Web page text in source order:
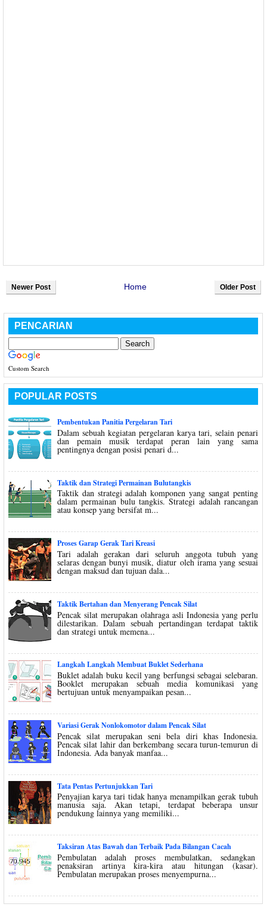
Newer Post Older Post
Home
PENCARIAN
Custom Search
POPULAR POSTS
Pembentukan Panitia Pergelaran Tari
Dalam sebuah kegiatan pergelaran karya tari, selain penari
dan pemain musik terdapat peran lain yang sama
pentingnya dengan posisi penari d...
Taktik dan Strategi Permainan Bulutangkis
Taktik dan strategi adalah komponen yang sangat penting
dalam permainan bulu tangkis. Strategi adalah rancangan
atau konsep yang bersifat m...
Proses Garap Gerak Tari Kreasi
Tari adalah gerakan dari seluruh anggota tubuh yang
selaras dengan bunyi musik, diatur oleh irama yang sesuai
dengan maksud dan tujuan dala...
Taktik Bertahan dan Menyerang Pencak Silat
Pencak silat merupakan olahraga asli Indonesia yang perlu
dilestarikan. Dalam sebuah pertandingan terdapat taktik
dan strategi untuk memena...
Langkah Langkah Membuat Buklet Sederhana
Buklet adalah buku kecil yang berfungsi sebagai selebaran.
Booklet merupakan sebuah media komunikasi yang
bertujuan untuk menyampaikan pesan...
Variasi Gerak Nonlokomotor dalam Pencak Silat
Pencak silat merupakan seni bela diri khas Indonesia.
Pencak silat lahir dan berkembang secara turun-temurun di
Indonesia. Ada banyak manfaa...
Tata Pentas Pertunjukkan Tari
Penyajian karya tari tidak hanya menampilkan gerak tubuh
manusia saja. Akan tetapi, terdapat beberapa unsur
pendukung lainnya yang memiliki...
Taksiran Atas Bawah dan Terbaik Pada Bilangan Cacah
Pembulatan adalah proses membulatkan, sedangkan
penaksiran artinya kira-kira atau hitungan (kasar).
Pembulatan merupakan proses menyempurna...